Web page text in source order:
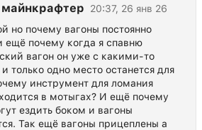
20:37, 26 янв 26
но почему вагоны постоянно
ещё почему когда я спавню
вагон он уже с какими-то
только одно место останется для
инструмент для ломания
в мотыгах? И ещё почему
ездить боком и вагоны
Так ещё вагоны прицеплены а